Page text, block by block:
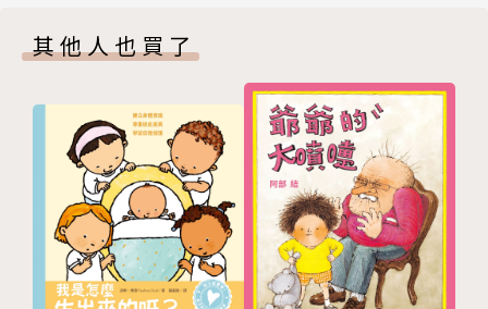
在遠處打了勝仗與獲得殖民地之後，民族意識也逐漸高
漲。另一方面，淪為殖民地的地區與飽受相關威脅的地
區則透過在三大革命之後，在美國與歐洲受到重視的概
念與思維，發起反抗帝國主義的行動。這些以「民族」
為核心概念的抵抗或獨立運動除了在各地開花，也相當
興盛。此外，有些人也反過來利用歐洲人不認同的「伊
斯蘭教」或「亞洲」這類概念群起對抗帝國主義。
在閱讀本集的時候，請試著將帝國主義的列強的行為與
世界各地的各種抵抗運動放在一起觀察，與孩子一起體
第４章 東南亞與印度的民族運動
讓我們多學一點「大眾媒體的歷史」
羽田教授教教我（Q＆A）
主要參考圖書與資料
版權頁
世界遺產地圖
其他人也買了